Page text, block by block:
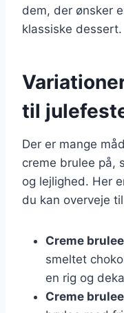
dem, der ønsker
klassiske dessert.
til
Der er mange
creme brulee på,
og lejlighed. Her
du kan overveje
Creme
smeltet
en rig og
Creme